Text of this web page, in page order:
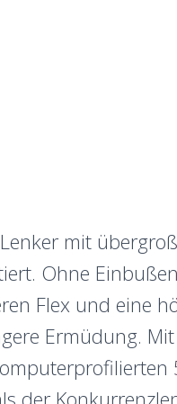
mit
Ohne
Flex und eine
Ermüdung.
der